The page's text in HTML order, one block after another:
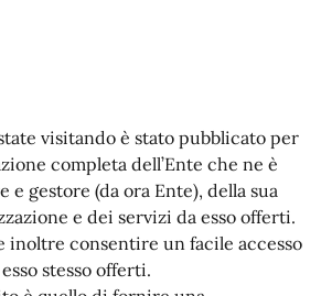
visitando è stato pubblicato per
completa dell’Ente che ne è
gestore (da ora Ente), della sua
e dei servizi da esso offerti.
inoltre consentire un facile accesso
stesso offerti.